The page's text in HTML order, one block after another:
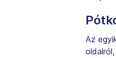
Az